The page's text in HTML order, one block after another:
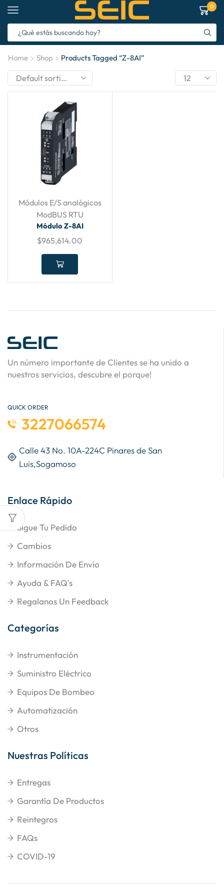
0
Home Shop Products Tagged “Z-8AI”
Módulos E/S analógicos
ModBUS RTU
Módulo Z-8AI
$965,614.00
Un número importante de Clientes se ha unido a
nuestros servicios, descubre el porque!
QUICK ORDER
3227066574
Calle 43 No. 10A-224C Pinares de San
Luis,Sogamoso
Enlace Rápido
Sigue Tu Pedido
Cambios
Información De Envío
Ayuda & FAQ's
Regalanos Un Feedback
Categorías
Instrumentación
Suministro Eléctrico
Equipos De Bombeo
Automatización
Otros
Nuestras Políticas
Entregas
Garantía De Productos
Reintegros
FAQs
COVID-19